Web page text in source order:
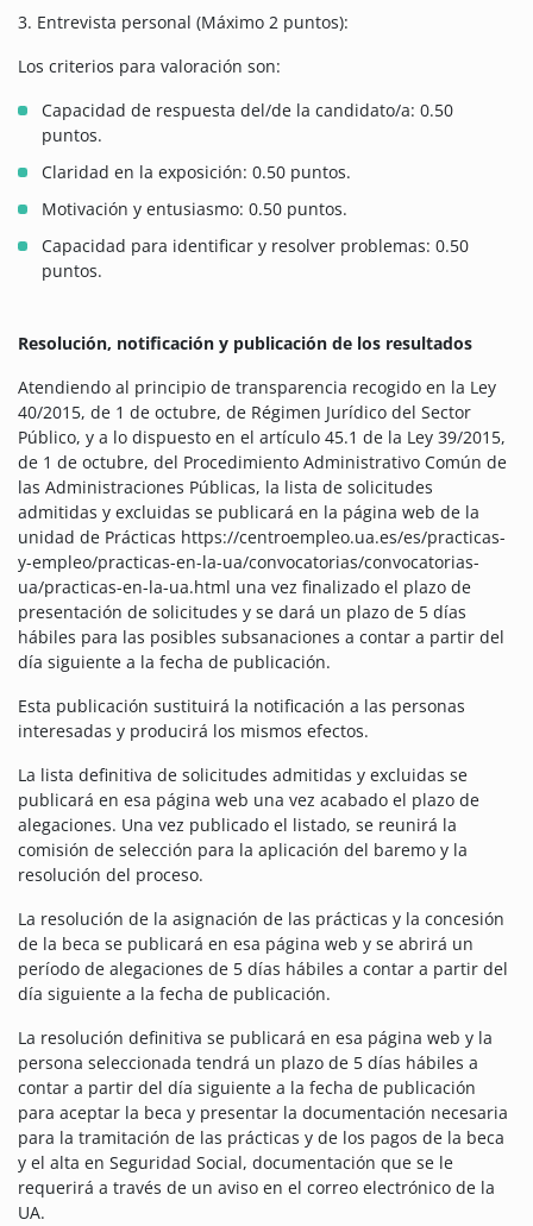
3. Entrevista personal (Máximo 2 puntos):
Los criterios para valoración son:
Capacidad de respuesta del/de la candidato/a: 0.50
puntos.
Claridad en la exposición: 0.50 puntos.
Motivación y entusiasmo: 0.50 puntos.
Capacidad para identificar y resolver problemas: 0.50
puntos.
Resolución, notificación y publicación de los resultados
Atendiendo al principio de transparencia recogido en la Ley
40/2015, de 1 de octubre, de Régimen Jurídico del Sector
Público, y a lo dispuesto en el artículo 45.1 de la Ley 39/2015,
de 1 de octubre, del Procedimiento Administrativo Común de
las Administraciones Públicas, la lista de solicitudes
admitidas y excluidas se publicará en la página web de la
unidad de Prácticas https://centroempleo.ua.es/es/practicas-
y-empleo/practicas-en-la-ua/convocatorias/convocatorias-
ua/practicas-en-la-ua.html una vez finalizado el plazo de
presentación de solicitudes y se dará un plazo de 5 días
hábiles para las posibles subsanaciones a contar a partir del
día siguiente a la fecha de publicación.
Esta publicación sustituirá la notificación a las personas
interesadas y producirá los mismos efectos.
La lista definitiva de solicitudes admitidas y excluidas se
publicará en esa página web una vez acabado el plazo de
alegaciones. Una vez publicado el listado, se reunirá la
comisión de selección para la aplicación del baremo y la
resolución del proceso.
La resolución de la asignación de las prácticas y la concesión
de la beca se publicará en esa página web y se abrirá un
período de alegaciones de 5 días hábiles a contar a partir del
día siguiente a la fecha de publicación.
La resolución definitiva se publicará en esa página web y la
persona seleccionada tendrá un plazo de 5 días hábiles a
contar a partir del día siguiente a la fecha de publicación
para aceptar la beca y presentar la documentación necesaria
para la tramitación de las prácticas y de los pagos de la beca
y el alta en Seguridad Social, documentación que se le
requerirá a través de un aviso en el correo electrónico de la
UA.